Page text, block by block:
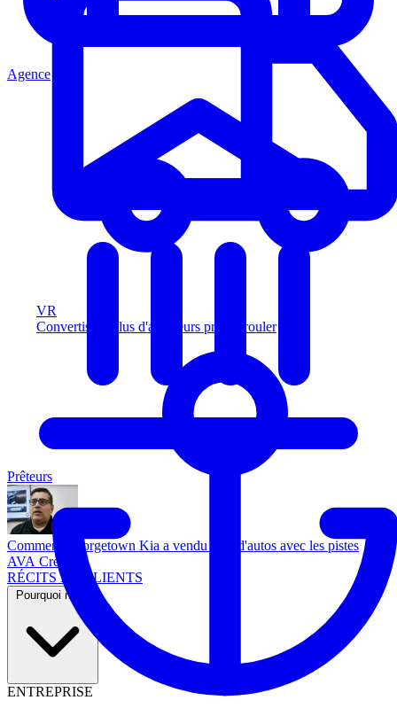
VR
Convertissez plus d'acheteurs prêts à rouler
Agence
Prêteurs
Comment Georgetown Kia a vendu plus d'autos avec les pistes
AVA Credit
RÉCITS DE CLIENTS
Pourquoi nous
ENTREPRISE